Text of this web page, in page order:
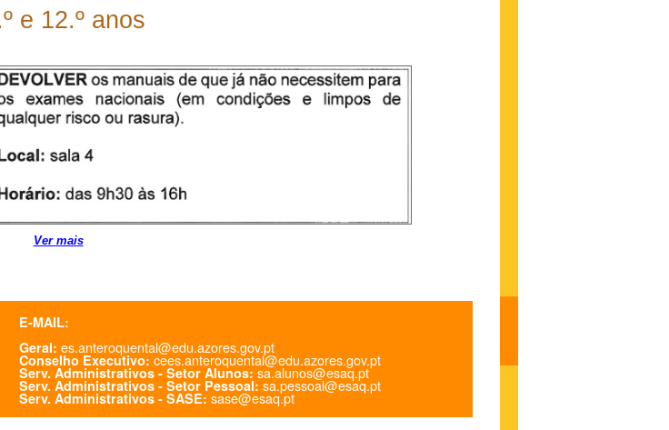
e 12.º anos
Ver mais
E-MAIL:
Geral: es.anteroquental@edu.azores.gov.pt
Conselho Executivo: cees.anteroquental@edu.azores.gov.pt
Serv. Administrativos - Setor Alunos: sa.alunos@esaq.pt
Serv. Administrativos - Setor Pessoal: sa.pessoal@esaq.pt
Serv. Administrativos - SASE: sase@esaq.pt